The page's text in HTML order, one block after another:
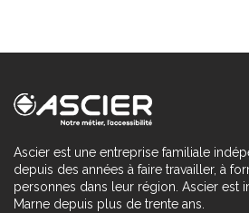
Ascier est une entreprise familiale
depuis des années à faire travailler, à
personnes dans leur région. Ascier est
Marne depuis plus de trente ans.